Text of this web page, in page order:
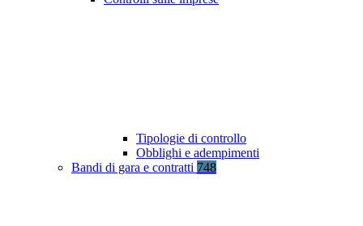
Tipologie di controllo
Obblighi e adempimenti
Bandi di gara e contratti 748